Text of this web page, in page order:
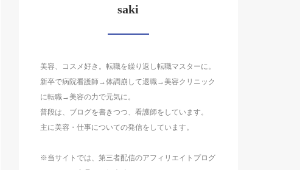
saki
美容、コスメ好き。転職を繰り返し転職マスターに。
新卒で病院看護師→体調崩して退職→美容クリニック
に転職→美容の力で元気に。
普段は、ブログを書きつつ、看護師をしています。
主に美容・仕事についての発信をしています。
※当サイトでは、第三者配信のアフィリエイトプログ